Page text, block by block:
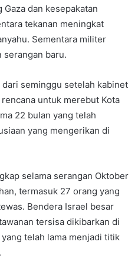
dan kesepakatan
tekanan meningkat
Sementara militer
serangan baru.
seminggu setelah kabinet
untuk merebut Kota
22 bulan yang telah
yang mengerikan di
selama serangan Oktober
termasuk 27 orang yang
Bendera Israel besar
tersisa dikibarkan di
telah lama menjadi titik